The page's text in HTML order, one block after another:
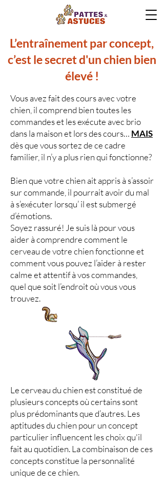
L’entraînement par concept,
c’est le secret d'un chien bien
élevé !
Vous avez fait des cours avec votre
chien, il comprend bien toutes les
commandes et les exécute avec brio
dans la maison et lors des cours… MAIS
dès que vous sortez de ce cadre
familier, il n’y a plus rien qui fonctionne?
Bien que votre chien ait appris à s’assoir
sur commande, il pourrait avoir du mal
à s’exécuter lorsqu’ il est submergé
d’émotions.
Soyez rassuré! Je suis là pour vous
aider à comprendre comment le
cerveau de votre chien fonctionne et
comment vous pouvez l’aider à rester
calme et attentif à vos commandes,
quel que soit l’endroit où vous vous
trouvez.
Le cerveau du chien est constitué de
plusieurs concepts où certains sont
plus prédominants que d’autres. Les
aptitudes du chien pour un concept
particulier influencent les choix qu'il
fait au quotidien. La combinaison de ces
concepts constitue la personnalité
unique de ce chien.